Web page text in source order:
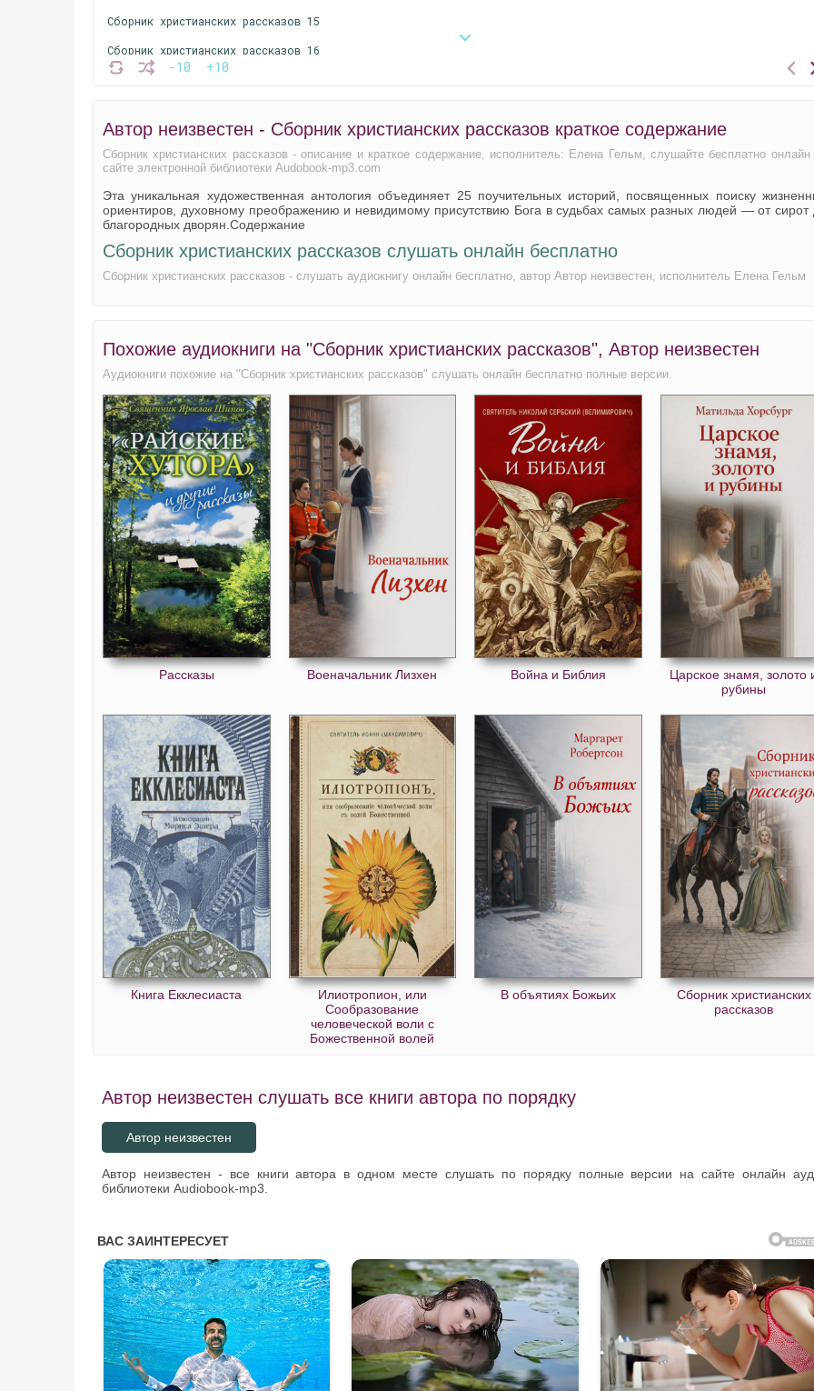
-10 +10
Сборник христианских рассказов 15
Сборник христианских рассказов 16
Сборник христианских рассказов 17
Сборник христианских рассказов 19
Сборник христианских рассказов 20
Сборник христианских рассказов 21
Сборник христианских рассказов 22
Сборник христианских рассказов 23
Сборник христианских рассказов 24
Автор неизвестен - Сборник христианских рассказов краткое содержание
Сборник христианских рассказов - описание и краткое содержание, исполнитель: Елена Гельм, слушайте бесплатно онлайн
сайте электронной библиотеки Audobook-mp3.com
Эта уникальная художественная антология объединяет 25 поучительных историй, посвященных поиску
ориентиров, духовному преображению и невидимому присутствию Бога в судьбах самых разных людей — от сирот
благородных дворян.Содержание
Сборник христианских рассказов слушать онлайн бесплатно
Сборник христианских рассказов - слушать аудиокнигу онлайн бесплатно, автор Автор неизвестен, исполнитель Елена Гельм
Похожие аудиокниги на "Сборник христианских рассказов", Автор неизвестен
Аудиокниги похожие на "Сборник христианских рассказов" слушать онлайн бесплатно полные версии.
Рассказы Военачальник Лизхен Война и Библия
Царское знамя, золото
рубины
Книга Екклесиаста
Илиотропион, или
Сообразование
человеческой воли с
Божественной волей
В объятиях Божьих
Сборник христианских
рассказов
Автор неизвестен слушать все книги автора по порядку
Автор неизвестен
Автор неизвестен - все книги автора в одном месте слушать по порядку полные версии на сайте онлайн
библиотеки Audiobook-mp3.